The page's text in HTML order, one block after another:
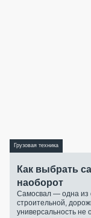
Грузовая техника
Как выбрать
наоборот
Самосвал — одна из
строительной,
универсальность не